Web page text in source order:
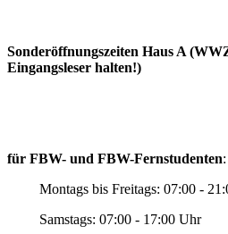
Sonderöffnungszeiten Haus A
Eingangsleser halten!)
für FBW- und FBW-Fernstudenten:
Montags bis Freitags: 07:00 -
Samstags: 07:00 - 17:00 Uhr